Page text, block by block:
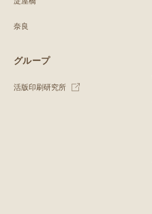
奈良
グループ
活版印刷研究所